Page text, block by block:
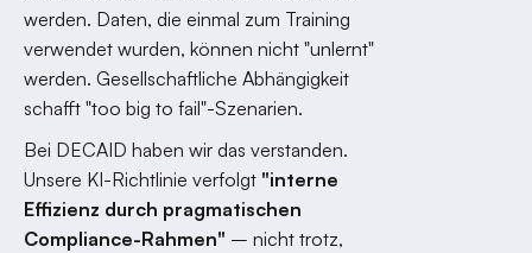
werden. Daten, die einmal zum Training
verwendet wurden, können nicht "unlernt"
werden. Gesellschaftliche Abhängigkeit
schafft "too big to fail"-Szenarien.
Bei DECAID haben wir das verstanden.
Unsere KI-Richtlinie verfolgt "interne
Effizienz durch pragmatischen
Compliance-Rahmen" – nicht trotz,